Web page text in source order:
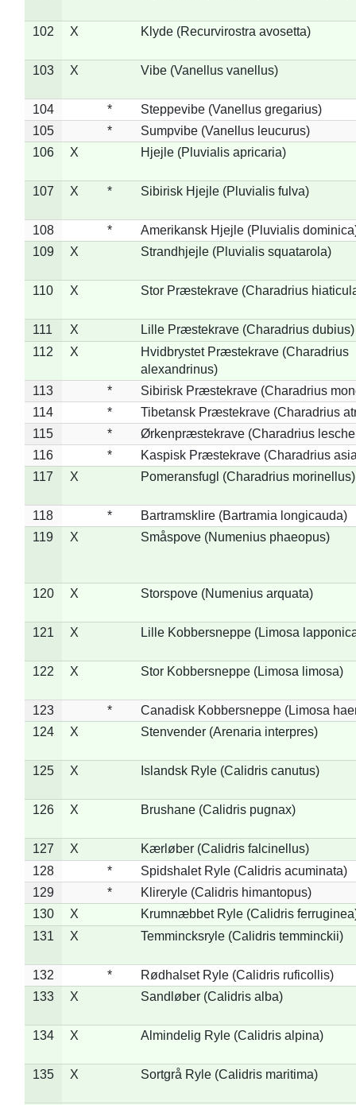
102 X Klyde (Recurvirostra avosetta)
103 X Vibe (Vanellus vanellus)
104 *
Steppevibe (Vanellus gregarius)
105
*
Sumpvibe (Vanellus leucurus)
106
X Hjejle (Pluvialis apricaria)
107 X * Sibirisk Hjejle (Pluvialis fulva)
108 *
Amerikansk Hjejle (Pluvialis
109
X Strandhjejle (Pluvialis squatarola)
110 X Stor Præstekrave (Charadrius
111 X
Lille Præstekrave (Charadrius dubius)
112
X
Hvidbrystet Præstekrave (Charadrius
alexandrinus)
113
*
Sibirisk Præstekrave (Charadrius
114
*
Tibetansk Præstekrave (Charadrius
115
*
Ørkenpræstekrave (Charadrius
116
*
Kaspisk Præstekrave (Charadrius
117
X Pomeransfugl (Charadrius morinellus)
118 *
Bartramsklire (Bartramia longicauda)
119
X Småspove (Numenius phaeopus)
120 X Storspove (Numenius arquata)
121 X Lille Kobbersneppe (Limosa
122 X Stor Kobbersneppe (Limosa limosa)
123 *
Canadisk Kobbersneppe (Limosa
124
X Stenvender (Arenaria interpres)
125 X Islandsk Ryle (Calidris canutus)
126 X Brushane (Calidris pugnax)
127 X
Kærløber (Calidris falcinellus)
128
*
Spidshalet Ryle (Calidris acuminata)
129
*
Klireryle (Calidris himantopus)
130
X
Krumnæbbet Ryle (Calidris
131
X Temmincksryle (Calidris temminckii)
132 *
Rødhalset Ryle (Calidris ruficollis)
133
X Sandløber (Calidris alba)
134 X Almindelig Ryle (Calidris alpina)
135 X Sortgrå Ryle (Calidris maritima)